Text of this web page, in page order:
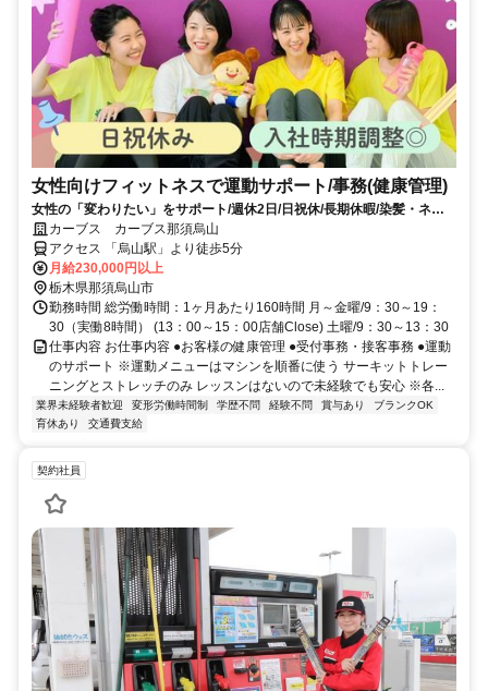
女性向けフィットネスで運動サポート/事務(健康管理)
女性の「変わりたい」をサポート/週休2日/日祝休/長期休暇/染髪・ネイ
ルOK※規定内
カーブス カーブス那須烏山
アクセス 「烏山駅」より徒歩5分
月給230,000円以上
栃木県那須烏山市
勤務時間 総労働時間：1ヶ月あたり160時間 月～金曜/9：30～19：
30（実働8時間） (13：00～15：00店舗Close) 土曜/9：30～13：30
仕事内容 お仕事内容 ●お客様の健康管理 ●受付事務・接客事務 ●運動
のサポート ※運動メニューはマシンを順番に使う サーキットトレー
ニングとストレッチのみ レッスンはないので未経験でも安心 ※各...
業界未経験者歓迎 変形労働時間制 学歴不問 経験不問 賞与あり
ブランクOK
育休あり
交通費支給
契約社員